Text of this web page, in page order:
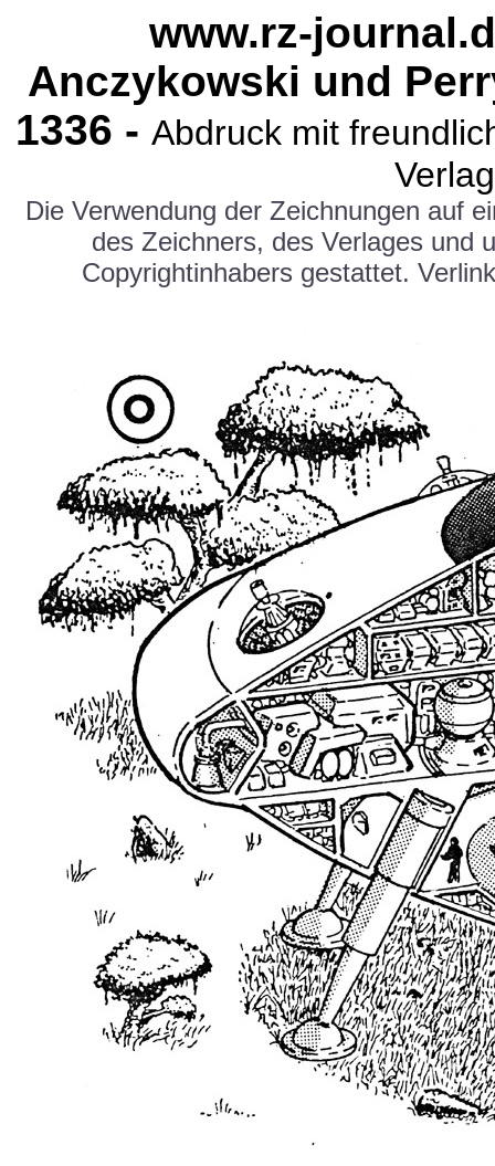
www.rz-
Anczykowski und
1336 - Abdruck mit
Die Verwendung der Zeichnungen auf
des Zeichners, des Verlages und
Copyrightinhabers gestattet.